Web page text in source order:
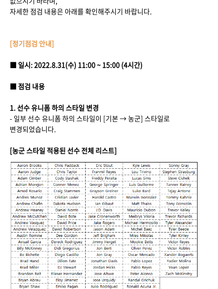
자세한 점검 내용은 아래를 확인해주시기 바랍니다.
[정기점검 안내]
■ 일시: 2022.8.31(수) 11:00 ~ 15:00 (4시간)
■ 점검 내용
1. 선수 유니폼 하의 스타일 변경
- 일부 선수 유니폼 하의 스타일이 [기본 → 농군] 스타일로
변경되었습니다.
[농군 스타일 적용된 선수 전체 리스트]